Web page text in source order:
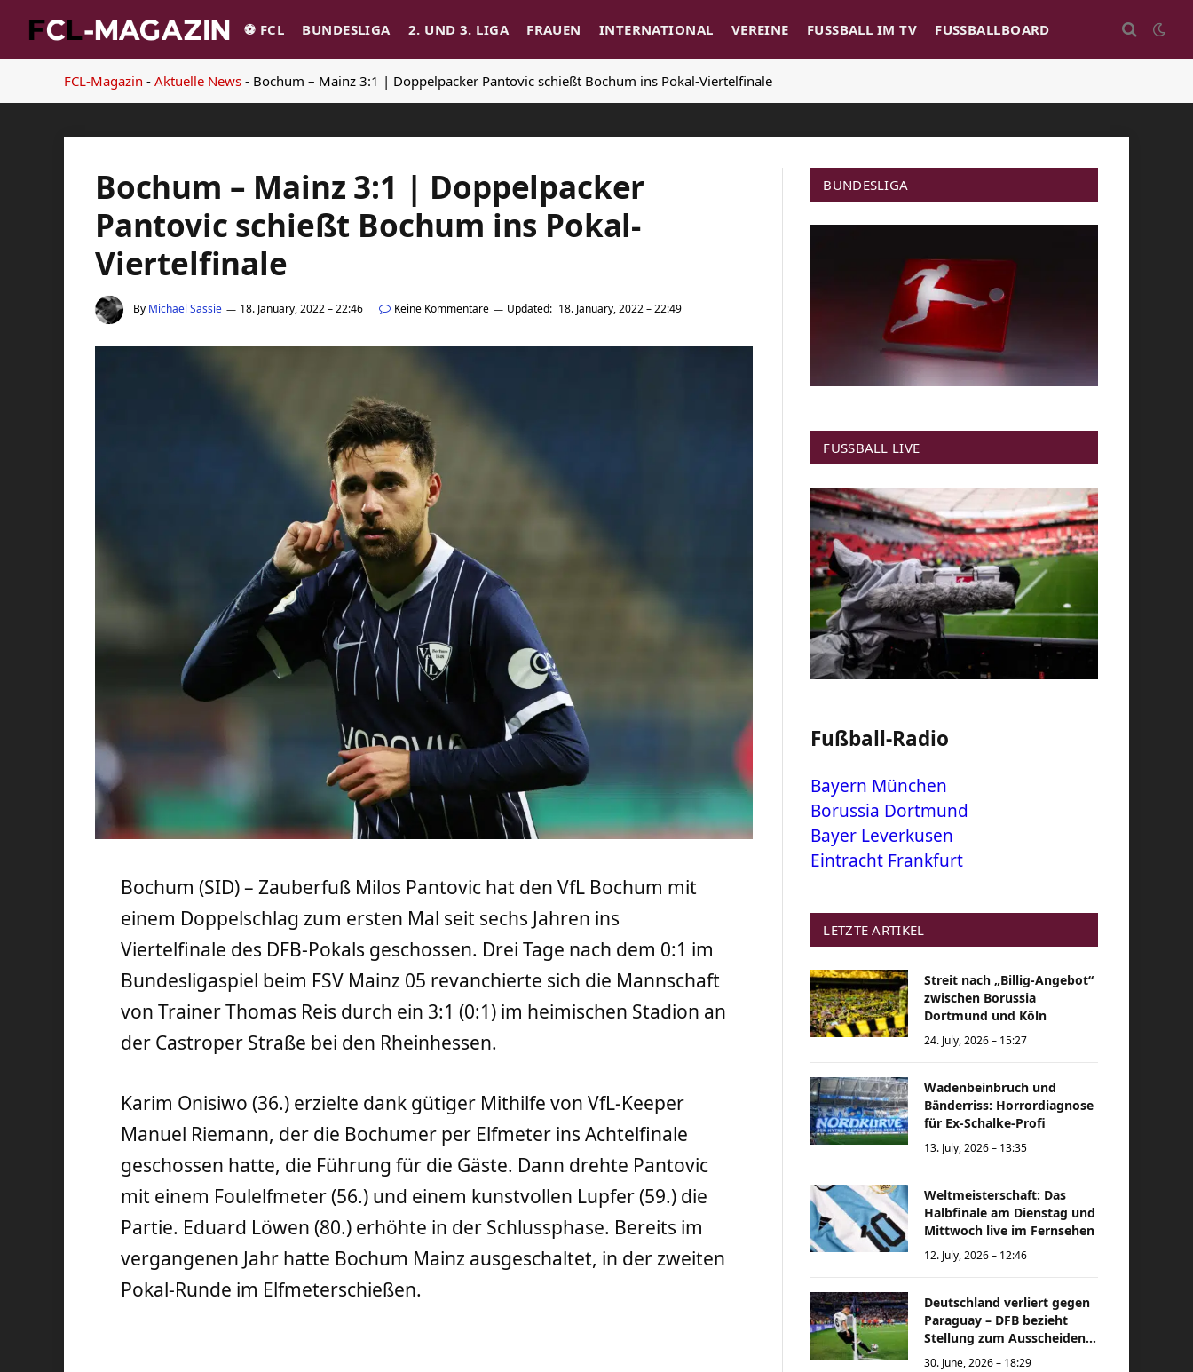
⚽️ FCL BUNDESLIGA 2. UND 3. LIGA FRAUEN INTERNATIONAL VEREINE FUSSBALL IM TV FUSSBALLBOARD
FCL-Magazin - Aktuelle News - Bochum – Mainz 3:1 | Doppelpacker Pantovic schießt Bochum ins Pokal-Viertelfinale
Bochum – Mainz 3:1 | Doppelpacker
Pantovic schießt Bochum ins Pokal-
Viertelfinale
By Michael Sassie 18. January, 2022 – 22:46 Keine Kommentare Updated: 18. January, 2022 – 22:49
Bochum (SID) – Zauberfuß Milos Pantovic hat den VfL Bochum mit
einem Doppelschlag zum ersten Mal seit sechs Jahren ins
Viertelfinale des DFB-Pokals geschossen. Drei Tage nach dem 0:1 im
Bundesligaspiel beim FSV Mainz 05 revanchierte sich die Mannschaft
von Trainer Thomas Reis durch ein 3:1 (0:1) im heimischen Stadion an
der Castroper Straße bei den Rheinhessen.
Karim Onisiwo (36.) erzielte dank gütiger Mithilfe von VfL-Keeper
Manuel Riemann, der die Bochumer per Elfmeter ins Achtelfinale
geschossen hatte, die Führung für die Gäste. Dann drehte Pantovic
mit einem Foulelfmeter (56.) und einem kunstvollen Lupfer (59.) die
Partie. Eduard Löwen (80.) erhöhte in der Schlussphase. Bereits im
vergangenen Jahr hatte Bochum Mainz ausgeschaltet, in der zweiten
Pokal-Runde im Elfmeterschießen.
BUNDESLIGA
FUSSBALL LIVE
Fußball-Radio
Bayern München
Borussia Dortmund
Bayer Leverkusen
Eintracht Frankfurt
LETZTE ARTIKEL
Streit nach „Billig-Angebot“
zwischen Borussia
Dortmund und Köln
24. July, 2026 – 15:27
Wadenbeinbruch und
Bänderriss: Horrordiagnose
für Ex-Schalke-Profi
13. July, 2026 – 13:35
Weltmeisterschaft: Das
Halbfinale am Dienstag und
Mittwoch live im Fernsehen
12. July, 2026 – 12:46
Deutschland verliert gegen
Paraguay – DFB bezieht
Stellung zum Ausscheiden
bei der Weltmeisterschaft
30. June, 2026 – 18:29